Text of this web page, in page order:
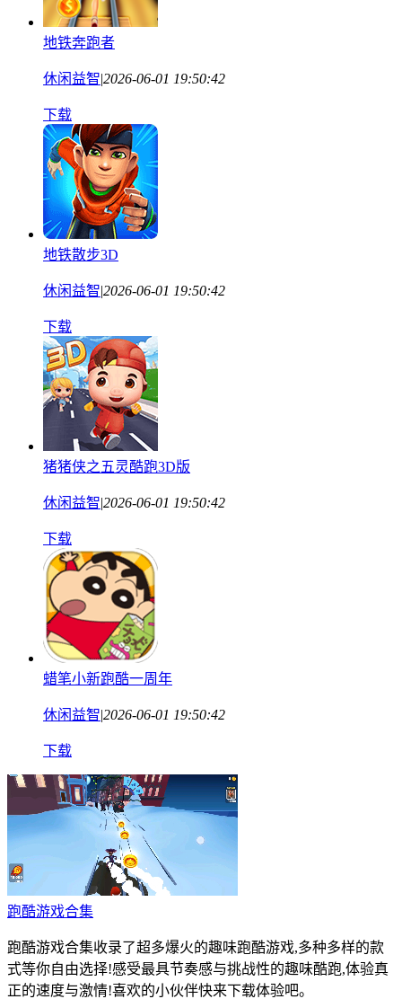
地铁奔跑者
休闲益智|2026-06-01 19:50:42
下载
地铁散步3D
休闲益智|2026-06-01 19:50:42
下载
猪猪侠之五灵酷跑3D版
休闲益智|2026-06-01 19:50:42
下载
蜡笔小新跑酷一周年
休闲益智|2026-06-01 19:50:42
下载
跑酷游戏合集
跑酷游戏合集收录了超多爆火的趣味跑酷游戏,多种多样的款
式等你自由选择!感受最具节奏感与挑战性的趣味酷跑,体验真
正的速度与激情!喜欢的小伙伴快来下载体验吧。